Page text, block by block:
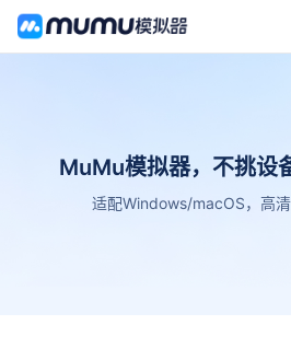
MuMu模拟器，不挑设
适配Windows/macOS，高